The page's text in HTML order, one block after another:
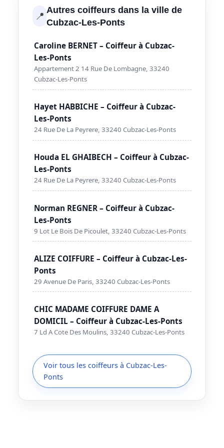
📍 Autres coiffeurs dans la ville de
Cubzac-Les-Ponts
Caroline BERNET – Coiffeur à Cubzac-
Les-Ponts
Appartement 2 14 Rue De Lombagne, 33240
Cubzac-Les-Ponts
Hayet HABBICHE – Coiffeur à Cubzac-
Les-Ponts
24 Rue De La Peyrere, 33240 Cubzac-Les-Ponts
Houda EL GHAIBECH – Coiffeur à Cubzac-
Les-Ponts
24 Rue De La Peyrere, 33240 Cubzac-Les-Ponts
Norman REGNER – Coiffeur à Cubzac-
Les-Ponts
9 Lot Le Bois De Picoulet, 33240 Cubzac-Les-Ponts
ALIZE COIFFURE – Coiffeur à Cubzac-Les-
Ponts
29 Avenue De Paris, 33240 Cubzac-Les-Ponts
CHIC MADAME COIFFURE DAME A
DOMICIL – Coiffeur à Cubzac-Les-Ponts
7 Ld A Cote Des Moulins, 33240 Cubzac-Les-Ponts
Voir tous les coiffeurs à Cubzac-Les-
Ponts